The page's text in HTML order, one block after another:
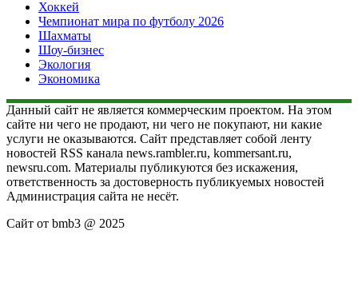
Хоккей
Чемпионат мира по футболу 2026
Шахматы
Шоу-бизнес
Экология
Экономика
Данный сайт не является коммерческим проектом. На этом
сайте ни чего не продают, ни чего не покупают, ни какие
услуги не оказываются. Сайт представляет собой ленту
новостей RSS канала news.rambler.ru, kommersant.ru,
newsru.com. Материалы публикуются без искажения,
ответственность за достоверность публикуемых новостей
Администрация сайта не несёт.
Сайт от bmb3 @ 2025